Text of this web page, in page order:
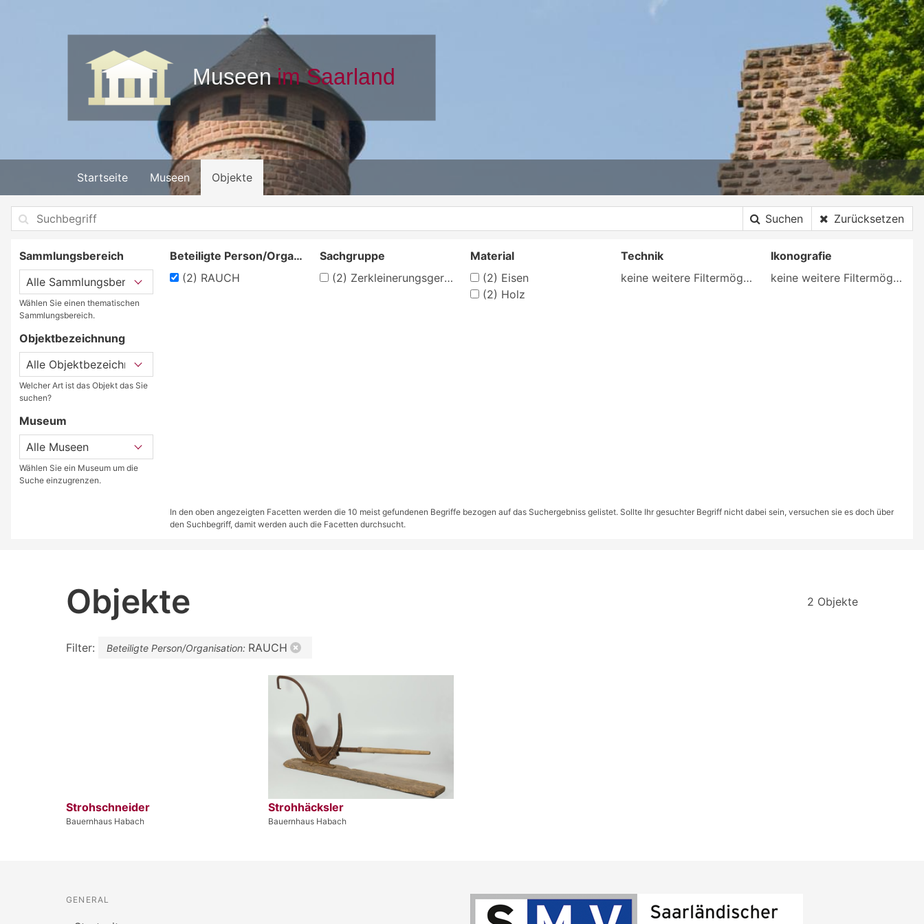
Startseite Museen Objekte
Suchen Zurücksetzen
Sammlungsbereich
Wählen Sie einen thematischen
Sammlungsbereich.
Objektbezeichnung
Welcher Art ist das Objekt das Sie
suchen?
Museum
Wählen Sie ein Museum um die
Suche einzugrenzen.
Beteiligte Person/Organisation
(2) RAUCH
Sachgruppe
(2) Zerkleinerungsgeräte
Material
(2) Eisen
(2) Holz
Technik
keine weitere Filtermöglichkeit
Ikonografie
keine weitere Filtermöglichkeit
In den oben angezeigten Facetten werden die 10 meist gefundenen Begriffe bezogen auf das Suchergebniss gelistet. Sollte Ihr gesuchter Begriff nicht dabei sein, versuchen sie es doch über
den Suchbegriff, damit werden auch die Facetten durchsucht.
Objekte 2 Objekte
Filter: Beteiligte Person/Organisation: RAUCH
Strohschneider
Bauernhaus Habach
Strohhäcksler
Bauernhaus Habach
GENERAL